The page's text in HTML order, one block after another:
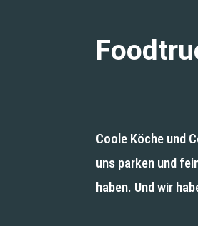
Coole Köche und
uns parken und
haben. Und wir